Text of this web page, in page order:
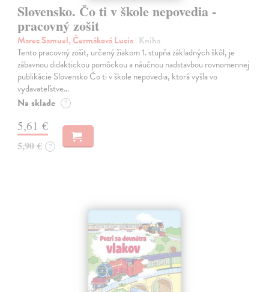
Slovensko. Čo ti v škole nepovedia -
pracovný zošit
Marec Samuel, Čermáková Lucia| Kniha
Tento pracovný zošit, určený žiakom 1. stupňa základných škôl, je
zábavnou didaktickou pomôckou a náučnou nadstavbou rovnomennej
publikácie Slovensko Čo ti v škole nepovedia, ktorá vyšla vo
vydavateľstve…
Na sklade ?
5,61 €
5,90 € ?